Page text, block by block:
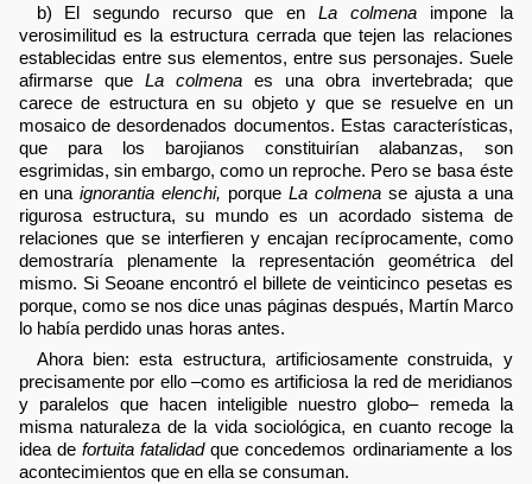
b) El segundo recurso que en La colmenaimpone la
verosimilitud es la estructura cerrada que tejen las relaciones
establecidas entre sus elementos, entre sus personajes. Suele
afirmarse que La colmenaes una obra invertebrada; que
carece de estructura en su objeto y que se resuelve en un
mosaico de desordenados documentos. Estas características,
que para los barojianos constituirían alabanzas, son
esgrimidas, sin embargo, como un reproche. Pero se basa éste
en una ignorantia elenchi, porque La colmenase ajusta a una
rigurosa estructura, su mundo es un acordado sistema de
relaciones que se interfieren y encajan recíprocamente, como
demostraría plenamente la representación geométrica del
mismo. Si Seoane encontró el billete de veinticinco pesetas es
porque, como se nos dice unas páginas después, Martín Marco
lo había perdido unas horas antes.
Ahora bien: esta estructura, artificiosamente construida, y
precisamente por ello –como es artificiosa la red de meridianos
y paralelos que hacen inteligible nuestro globo– remeda la
misma naturaleza de la vida sociológica, en cuanto recoge la
idea de fortuita fatalidadque concedemos ordinariamente a los
acontecimientos que en ella se consuman.